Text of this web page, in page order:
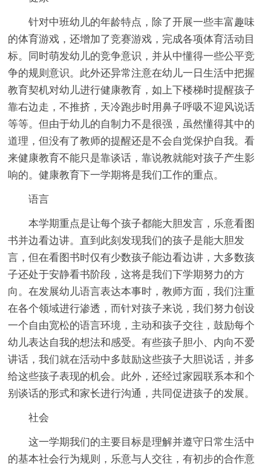
针对中班幼儿的年龄特点，除了开展一些丰富趣味
的体育游戏，还增加了竞赛游戏，完成各项体育活动目
标。同时萌发幼儿的竞争意识，并从中懂得一些公平竞
争的规则意识。此外还异常注意在幼儿一日生活中把握
教育契机对幼儿进行健康教育，如上下楼梯时提醒孩子
靠右边走，不推挤，天冷跑步时用鼻子呼吸不迎风说话
等等。但由于幼儿的自制力不是很强，虽然懂得其中的
道理，但没有了教师的提醒还是不会自觉保护自我。看
来健康教育不能只是靠谈话，靠说教就能对孩子产生影
响的。健康教育下一学期将是我们工作的重点。
语言
本学期重点是让每个孩子都能大胆发言，乐意看图
书并边看边讲。直到此刻发现我们的孩子是能大胆发
言，但在看图书时仅有少数孩子能边看边讲，大多数孩
子还处于安静看书阶段，这将是我们下学期努力的方
向。在发展幼儿语言表达本事时，教师方面，我们注重
在各个领域进行渗透，而针对孩子来说，我们努力创设
一个自由宽松的语言环境，主动和孩子交往，鼓励每个
幼儿表达自我的想法和感受。有些孩子胆小、内向不爱
讲话，我们就在活动中多鼓励这些孩子大胆说话，并多
给这些孩子表现的机会。此外，还经过家园联系本和个
别谈话的形式和家长进行沟通，共同促进孩子的发展。
社会
这一学期我们的主要目标是理解并遵守日常生活中
的基本社会行为规则，乐意与人交往，有初步的合作意